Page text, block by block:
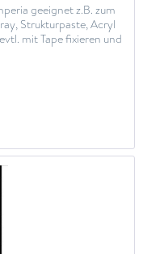
geeignet z.B. zum
Strukturpaste, Acryl
mit Tape fixieren und